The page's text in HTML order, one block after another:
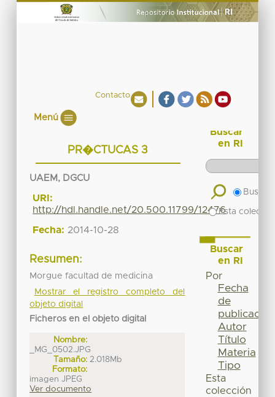
Contacto
Menú
PR�CTUCAS 3
UAEM, DGCU
URI:
http://hdl.handle.net/20.500.11799/12476
Fecha: 2014-10-28
Resumen:
Morgue facultad de medicina
Mostrar el registro completo del
objeto digital
Ficheros en el objeto digital
Nombre:
_MG_0502.JPG
Tamaño: 2.018Mb
Formato:
imagen JPEG
Ver documento
Buscar
en RI
Buscar
Esta
Buscar
en RI
Por
Fecha
de
publicación
Autor
Título
Materia
Tipo
Esta
colección